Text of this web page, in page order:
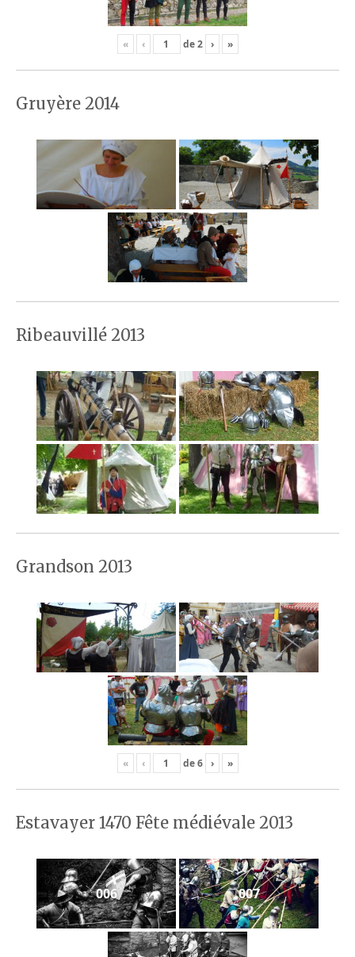
« ‹ de2 › »
Gruyère 2014
Ribeauvillé 2013
Grandson 2013
« ‹ de6 › »
Estavayer 1470 Fête médiévale 2013
006 007